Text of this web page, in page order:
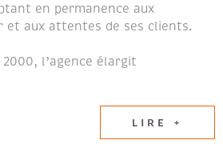
en permanence aux
et aux attentes de ses clients.
l’agence élargit
LIRE +